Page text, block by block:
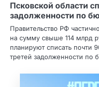
Псковской области
задолженности по
Правительство РФ
на сумму свыше 114 млрд
планируют списать почти
третей задолженности